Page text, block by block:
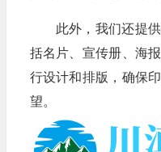
此外，我们还提
括名片、宣传册、海
行设计和排版，确保
望。